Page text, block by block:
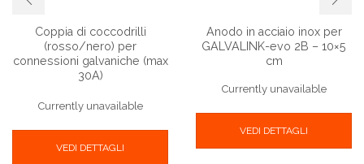
Coppia di coccodrilli
(rosso/nero) per
connessioni galvaniche (max
30A)
Currently unavailable
VEDI DETTAGLI
Anodo in acciaio inox per
GALVALINK-evo 2B – 10×5
cm
Currently unavailable
VEDI DETTAGLI